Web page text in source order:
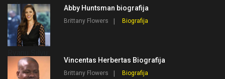
Abby Huntsman biografija
Brittany Flowers Biografija
Vincentas Herbertas Biografija
Brittany Flowers Biografija